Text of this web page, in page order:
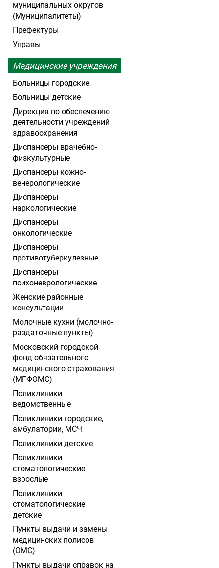
муниципальных округов
(Муниципалитеты)
Префектуры
Управы
Медицинские учреждения
Больницы городские
Больницы детские
Дирекция по обеспечению
деятельности учреждений
здравоохранения
Диспансеры врачебно-
физкультурные
Диспансеры кожно-
венерологические
Диспансеры
наркологические
Диспансеры
онкологические
Диспансеры
противотуберкулезные
Диспансеры
психоневрологические
Женские районные
консультации
Молочные кухни (молочно-
раздаточные пункты)
Московский городской
фонд обязательного
медицинского страхования
(МГФОМС)
Поликлиники
ведомственные
Поликлиники городские,
амбулатории, МСЧ
Поликлиники детские
Поликлиники
стоматологические
взрослые
Поликлиники
стоматологические
детские
Пункты выдачи и замены
медицинских полисов
(ОМС)
Пункты выдачи справок на